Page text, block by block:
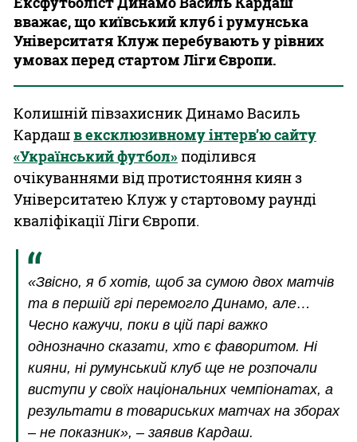
вважає, що київський клуб і румунська
Університатя Клуж перебувають у рівних
умовах перед стартом Ліги Європи.
Колишній півзахисник Динамо Василь
Кардашв ексклюзивному інтерв’ю сайту
«Український футбол»поділився
очікуваннями від протистояння киян з
Університатею Клуж у стартовому раунді
кваліфікації Ліги Європи.
«Звісно, я б хотів, щоб за сумою двох матчів
та в першій грі перемогло Динамо, але…
Чесно кажучи, поки в цій парі важко
однозначно сказати, хто є фаворитом. Ні
кияни, ні румунський клуб ще не розпочали
виступи у своїх національних чемпіонатах, а
результати в товариських матчах на зборах
– не показник», – заявив Кардаш.